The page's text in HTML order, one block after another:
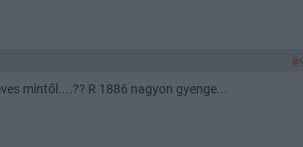
mintől....?? R 1886 nagyon gyenge...